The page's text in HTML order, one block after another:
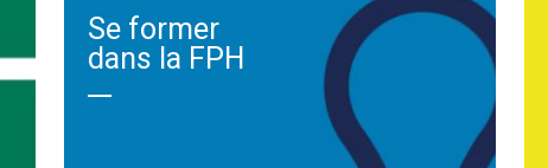
Se former
dans la FPH